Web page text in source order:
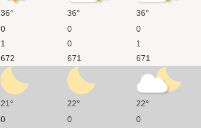
36° 36° 36°
0 0 0
1 0 1
672 671 671
21° 22° 22°
0 0 0